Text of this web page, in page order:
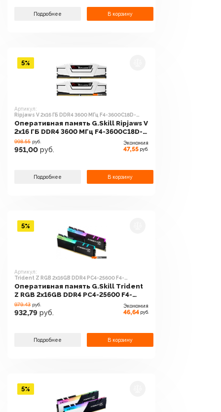
Подробнее В корзину
Артикул:
Ripjaws V 2x16 ГБ DDR4 3600 МГц F4-3600C18D-
32GVW
Оперативная память G.Skill Ripjaws V
2x16 ГБ DDR4 3600 МГц F4-3600C18D-
32GVW
998.55 руб.
951,00 руб.
Экономия
47,55 руб.
Подробнее В корзину
5%
Артикул:
Trident Z RGB 2x16GB DDR4 PC4-25600 F4-
3200C16D-32GTZR
Оперативная память G.Skill Trident
Z RGB 2x16GB DDR4 PC4-25600 F4-
3200C16D-32GTZR
979.43 руб.
932,79 руб.
Экономия
46,64 руб.
Подробнее В корзину
5%
5%